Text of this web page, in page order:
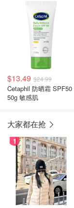
$13.49 $24.99
Cetaphil 防晒霜 SPF50
50g 敏感肌
大家都在抢
1